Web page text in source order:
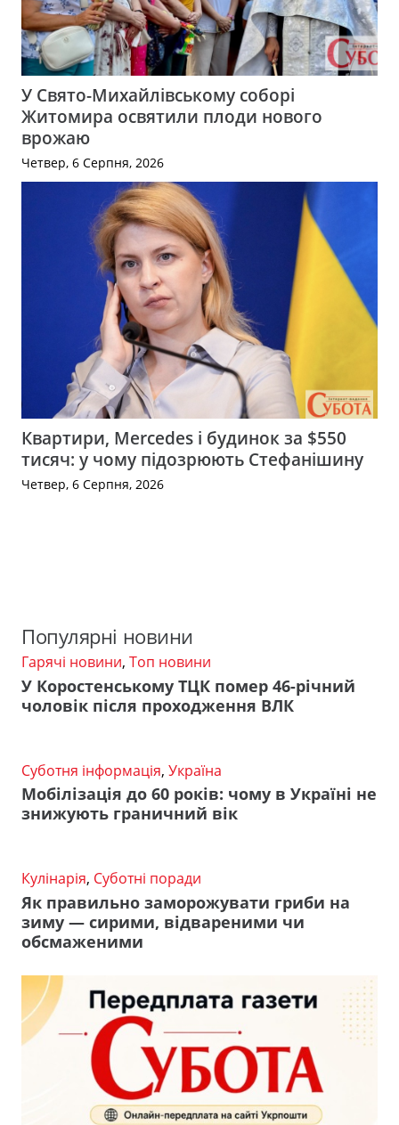
У Свято-Михайлівському соборі
Житомира освятили плоди нового
врожаю
Четвер, 6 Серпня, 2026
Квартири, Mercedes і будинок за $550
тисяч: у чому підозрюють Стефанішину
Четвер, 6 Серпня, 2026
Популярні новини
Гарячі новини, Топ новини
У Коростенському ТЦК помер 46-річний
чоловік після проходження ВЛК
Суботня інформація, Україна
Мобілізація до 60 років: чому в Україні не
знижують граничний вік
Кулінарія, Суботні поради
Як правильно заморожувати гриби на
зиму — сирими, відвареними чи
обсмаженими